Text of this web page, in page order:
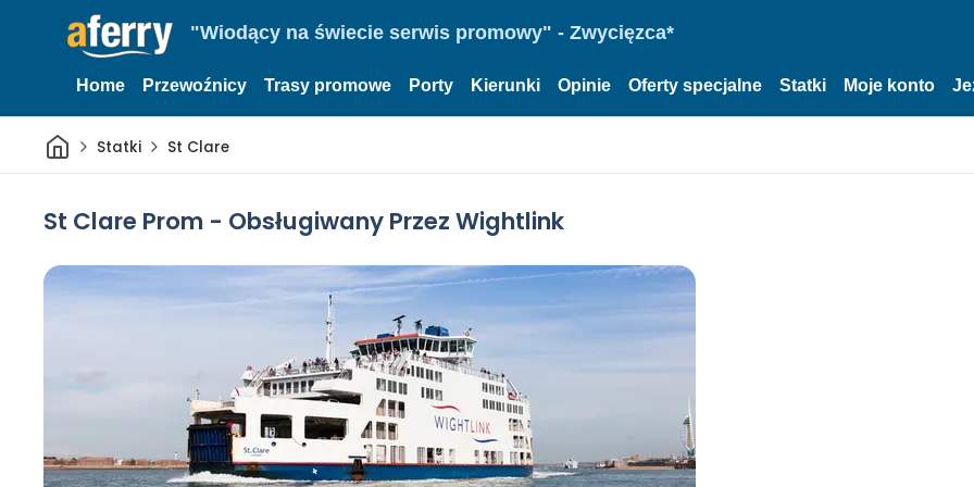
"Wiodący na świecie serwis promowy" - Zwycięzca*
Home Przewoźnicy Trasy promowe Porty Kierunki Opinie Oferty specjalne Statki Moje konto
DomStatki St Clare
St Clare Prom - Obsługiwany Przez Wightlink